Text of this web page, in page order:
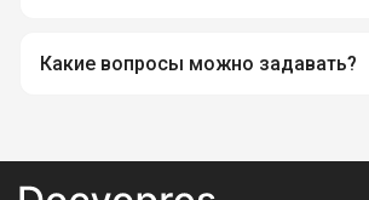
Какие вопросы можно задавать?